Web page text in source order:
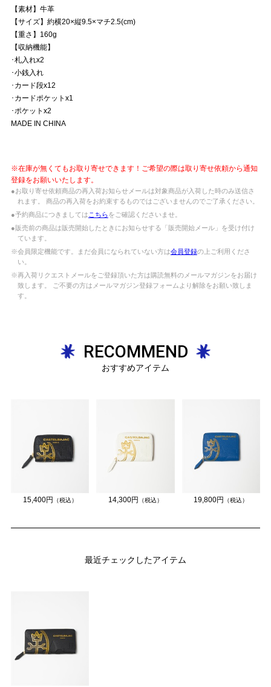
【素材】牛革
【サイズ】約横20×縦9.5×マチ2.5(cm)
【重さ】160g
【収納機能】
･札入れx2
･小銭入れ
･カード段x12
･カードポケットx1
･ポケットx2
MADE IN CHINA
※在庫が無くてもお取り寄せできます！ご希望の際は取り寄せ依頼から通知
登録をお願いいたします。
●お取り寄せ依頼商品の再入荷お知らせメールは対象商品が入荷した時のみ送信さ
れます。 商品の再入荷をお約束するものではございませんのでご了承ください。
●予約商品につきましては こちらをご確認くださいませ。
●販売前の商品は販売開始したときにお知らせする「販売開始メール」を受け付け
ています。
※会員限定機能です。まだ会員になられていない方は会員登録の上ご利用くださ
い。
※再入荷リクエストメールをご登録頂いた方は購読無料のメールマガジンをお届け
致します。 ご不要の方はメールマガジン登録フォームより解除をお願い致しま
す。
RECOMMEND
おすすめアイテム
15,400円 （税込） 14,300円 （税込） 19,800円 （税込）
最近チェックしたアイテム